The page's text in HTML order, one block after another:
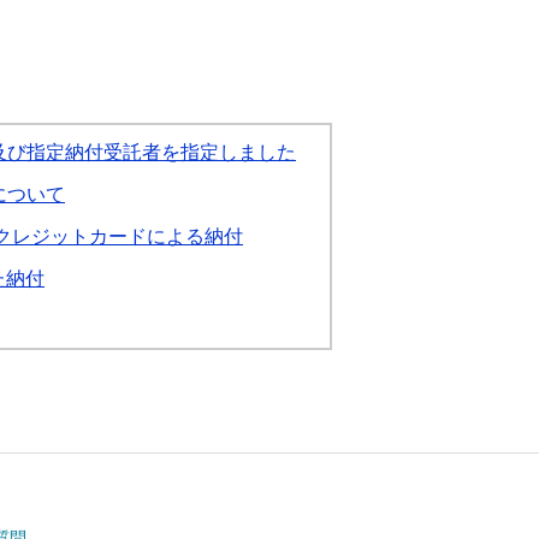
指定納付受託者を指定しました
ついて
レジットカードによる納付
納付